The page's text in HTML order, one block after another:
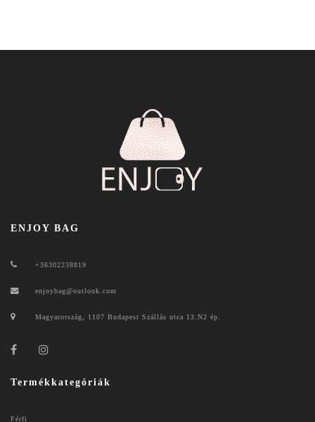
ENJOY BAG
+36302238819
enjoybag@outlook.com
Magyarország, 1107 Budapest Szállás utca 13.N2 ép.
Termékkategóriák
Férfi